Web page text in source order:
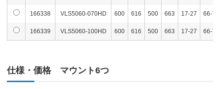
166338 VLS5060-070HD 600 616 500 663 17-27 66-76
166339 VLS5060-100HD 600 616 500 663 17-27 66-76
仕様・価格 マウント6つ